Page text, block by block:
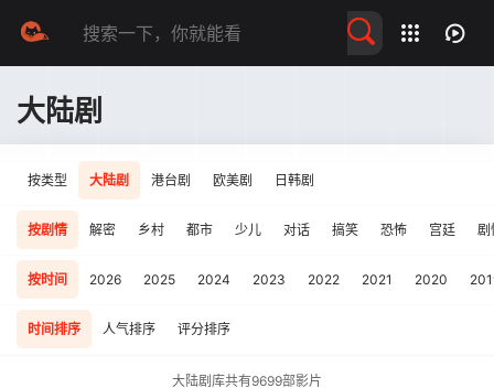
大陆剧
按类型 大陆剧 港台剧 欧美剧 日韩剧
按剧情 解密 乡村 都市 少儿 对话 搞笑 恐怖 宫廷 剧
按时间 2026 2025 2024 2023 2022 2021 2020
时间排序 人气排序 评分排序
大陆剧库共有9699部影片